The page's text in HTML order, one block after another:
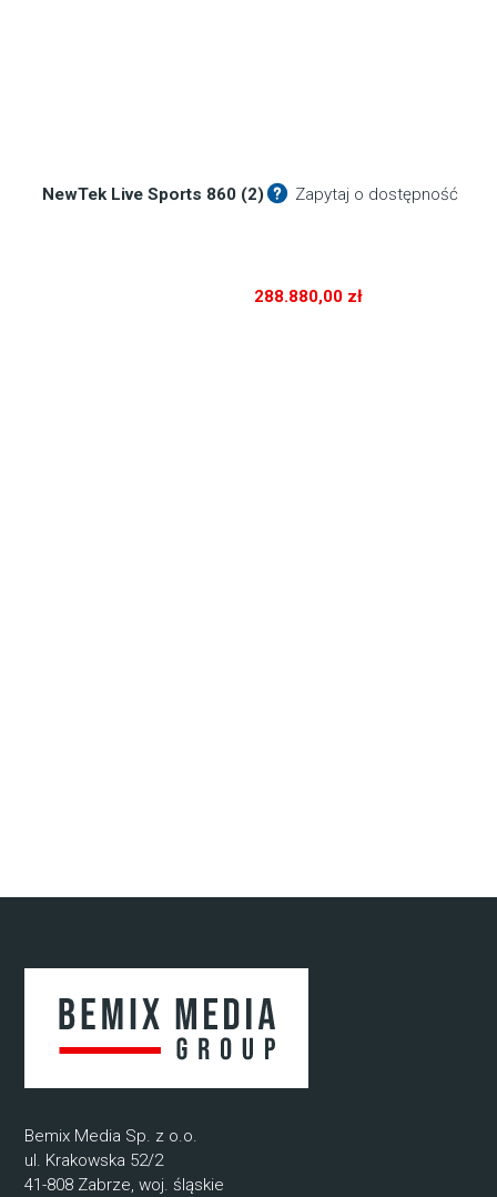
NewTek Live Sports 860 (2) Zapytaj o dostępność
288.880,00 zł
Bemix Media Sp. z o.o.
ul. Krakowska 52/2
41-808 Zabrze, woj. śląskie